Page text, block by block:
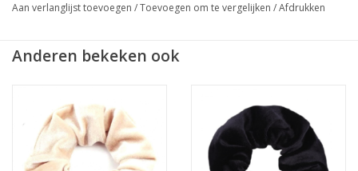
GRATIS verzending vanaf €50,- (NL)
★ Werkdagen voor 17:00 uur besteld = zelfde dag verzonden
Aan verlanglijst toevoegen /Toevoegen om te vergelijken /Afdrukken
Anderen bekeken ook